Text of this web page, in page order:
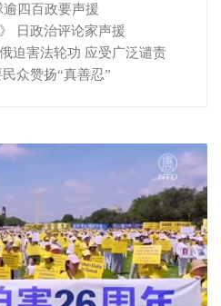
四百政要声援
日政治评论家声援
迫害法轮功 应受广泛谴责
众赞扬“真善忍”